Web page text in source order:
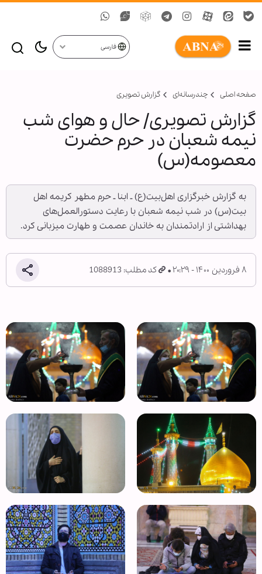
فارسی
صفحه اصلی چندرسانه‌ای گزارش تصويری
گزارش تصویری/ حال و هوای شب
نیمه شعبان در حرم حضرت
معصومه(س)
به گزارش خبرگزاری اهل‌بیت(ع) ـ ابنا ـ حرم مطهر کریمه اهل
بیت(س) در شب نیمه شعبان با رعایت دستورالعمل‌های
بهداشتی از ارادتمندان به خاندان عصمت و طهارت میزبانی کرد.
۸ فروردین ۱۴۰۰ - ۲۰:۲۹ کد مطلب: 1088913